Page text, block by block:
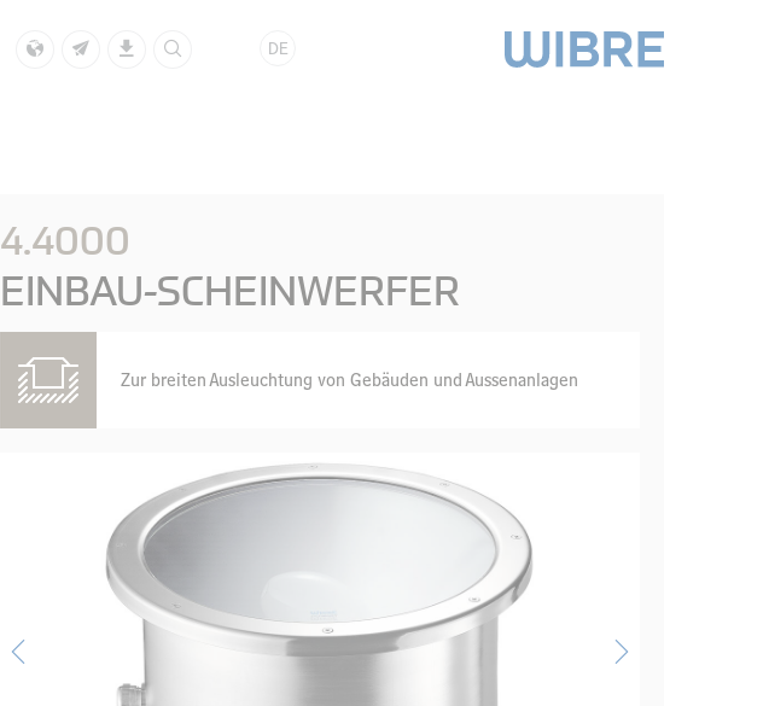
DE
4.4000
EINBAU-SCHEINWERFER
Zur breiten Ausleuchtung von Gebäuden und Aussenanlagen